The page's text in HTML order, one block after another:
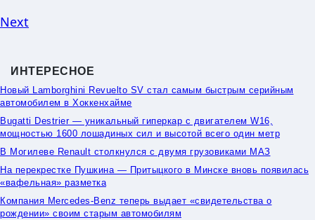
Next
ИНТЕРЕСНОЕ
Новый Lamborghini Revuelto SV стал самым быстрым серийным
автомобилем в Хоккенхайме
Bugatti Destrier — уникальный гиперкар с двигателем W16,
мощностью 1600 лошадиных сил и высотой всего один метр
В Могилеве Renault столкнулся с двумя грузовиками МАЗ
На перекрестке Пушкина — Притыцкого в Минске вновь появилась
«вафельная» разметка
Компания Mercedes-Benz теперь выдает «свидетельства о
рождении» своим старым автомобилям